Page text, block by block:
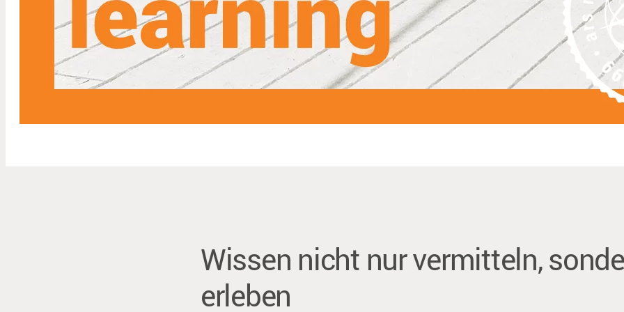
Wissen nicht nur vermitteln,
erleben